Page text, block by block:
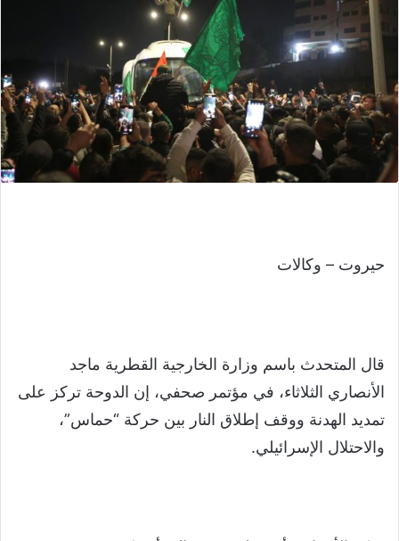
حيروت – وكالات
قال المتحدث باسم وزارة الخارجية القطرية ماجد
الأنصاري الثلاثاء، في مؤتمر صحفي، إن الدوحة تركز على
تمديد الهدنة ووقف إطلاق النار بين حركة “حماس”،
والاحتلال الإسرائيلي.